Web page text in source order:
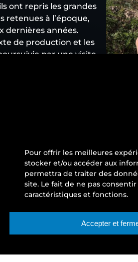
Pour offrir les meilleures
stocker et/ou accéder aux
permettra de traiter des
site. Le fait de ne pas
caractéristiques et fonctions.
Accepter et
ont repris les grandes
retenues à l’époque,
dernières années.
de production et les
par une visite
E
demain
avec plusieurs anciens élèves
durables que nous
dans le monde académique
5 alternants formés